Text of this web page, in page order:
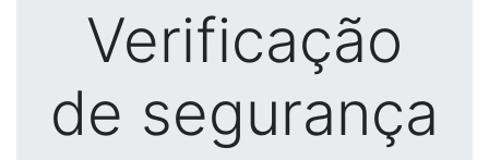
Verificação
de segurança